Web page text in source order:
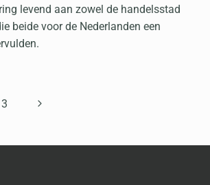
levend aan zowel de handelsstad
beide voor de Nederlanden een
3
Volgende